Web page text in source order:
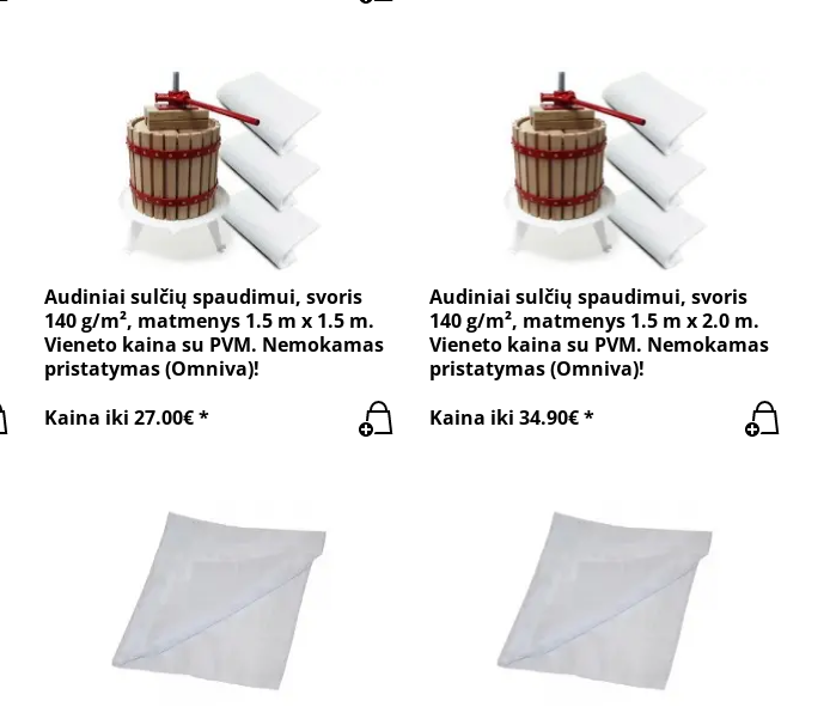
Audiniai sulčių spaudimui, svoris
140 g/m², matmenys 1.5 m x 1.5 m.
Vieneto kaina su PVM. Nemokamas
pristatymas (Omniva)!
Kaina iki 27.00€ *
Audiniai sulčių spaudimui, svoris
140 g/m², matmenys 1.5 m x 2.0 m.
Vieneto kaina su PVM. Nemokamas
pristatymas (Omniva)!
Kaina iki 34.90€ *